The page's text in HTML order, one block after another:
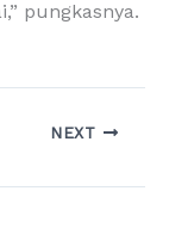
pungkasnya.
NEXT